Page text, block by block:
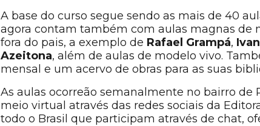
A base do curso segue sendo as mais de 40
agora contam também com aulas magnas de
fora do pais, a exemplo de Rafael Grampá,
Azeitona, além de aulas de modelo vivo.
mensal e um acervo de obras para as suas
As aulas ocorreão semanalmente no bairro de
meio virtual através das redes sociais da
todo o Brasil que participam através de chat,